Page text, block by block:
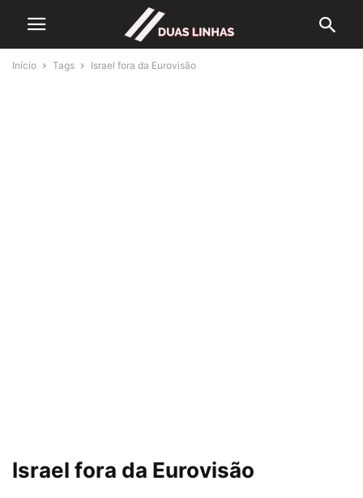
Início Tags Israel fora da Eurovisão
Israel fora da Eurovisão